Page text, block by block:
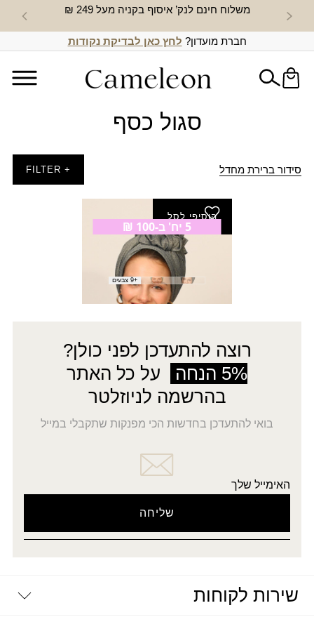
משלוח חינם לנק’ איסוף בקניה מעל 249 ₪ חדש
חברת מועדון? לחץ כאן לבדיקת נקודות
סגול כסף
סידור ברירת מחדל + FILTER
5 יח' ב-100 ₪
הוסיפי לסל
צעיף מרווה
₪ 30.00
+9 צבעים
רוצה להתעדכן לפני כולן?
5% הנחה
על כל האתר
בהרשמה לניוזלטר
בואי להתעדכן בחדשות הכי מפנקות שתקבלי במייל
האימייל שלך
שירות לקוחות